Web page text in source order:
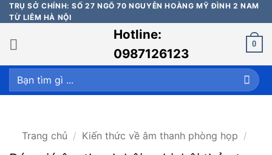
Bỏ
qua
nội
dung
TRỤ SỞ CHÍNH: SỐ 27 NGÕ 70 NGUYỄN HOÀNG MỸ ĐÌNH 2 NAM
TỪ LIÊM HÀ NỘI
Hotline:
0987126123
0
Tìm
kiếm:
Trang chủ / Kiến thức về âm thanh phòng họp /